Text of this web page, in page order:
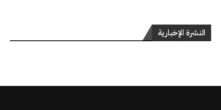
النشرة الإخبارية